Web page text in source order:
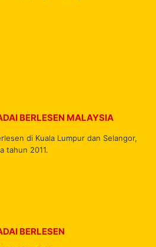
BERLESEN MALAYSIA
di Kuala Lumpur dan Selangor,
tahun 2011.
BERLESEN